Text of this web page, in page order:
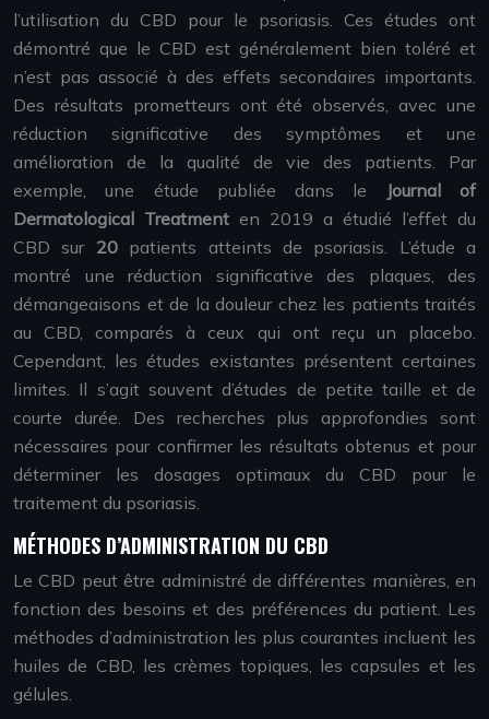
l’utilisation du CBD pour le psoriasis. Ces études ont
démontré que le CBD est généralement bien toléré et
n’est pas associé à des effets secondaires importants.
Des résultats prometteurs ont été observés, avec une
réduction significative des symptômes et une
amélioration de la qualité de vie des patients. Par
exemple, une étude publiée dans le
Journal of
Dermatological Treatment en 2019 a étudié l’effet du
CBD sur 20 patients atteints de psoriasis. L’étude a
montré une réduction significative des plaques, des
démangeaisons et de la douleur chez les patients traités
au CBD, comparés à ceux qui ont reçu un placebo.
Cependant, les études existantes présentent certaines
limites. Il s’agit souvent d’études de petite taille et de
courte durée. Des recherches plus approfondies sont
nécessaires pour confirmer les résultats obtenus et pour
déterminer les dosages optimaux du CBD pour le
traitement du psoriasis.
MÉTHODES D’ADMINISTRATION DU CBD
Le CBD peut être administré de différentes manières, en
fonction des besoins et des préférences du patient. Les
méthodes d’administration les plus courantes incluent les
huiles de CBD, les crèmes topiques, les capsules et les
gélules.